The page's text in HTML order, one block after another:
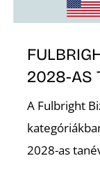
2028-AS
A Fulbright
2028-as